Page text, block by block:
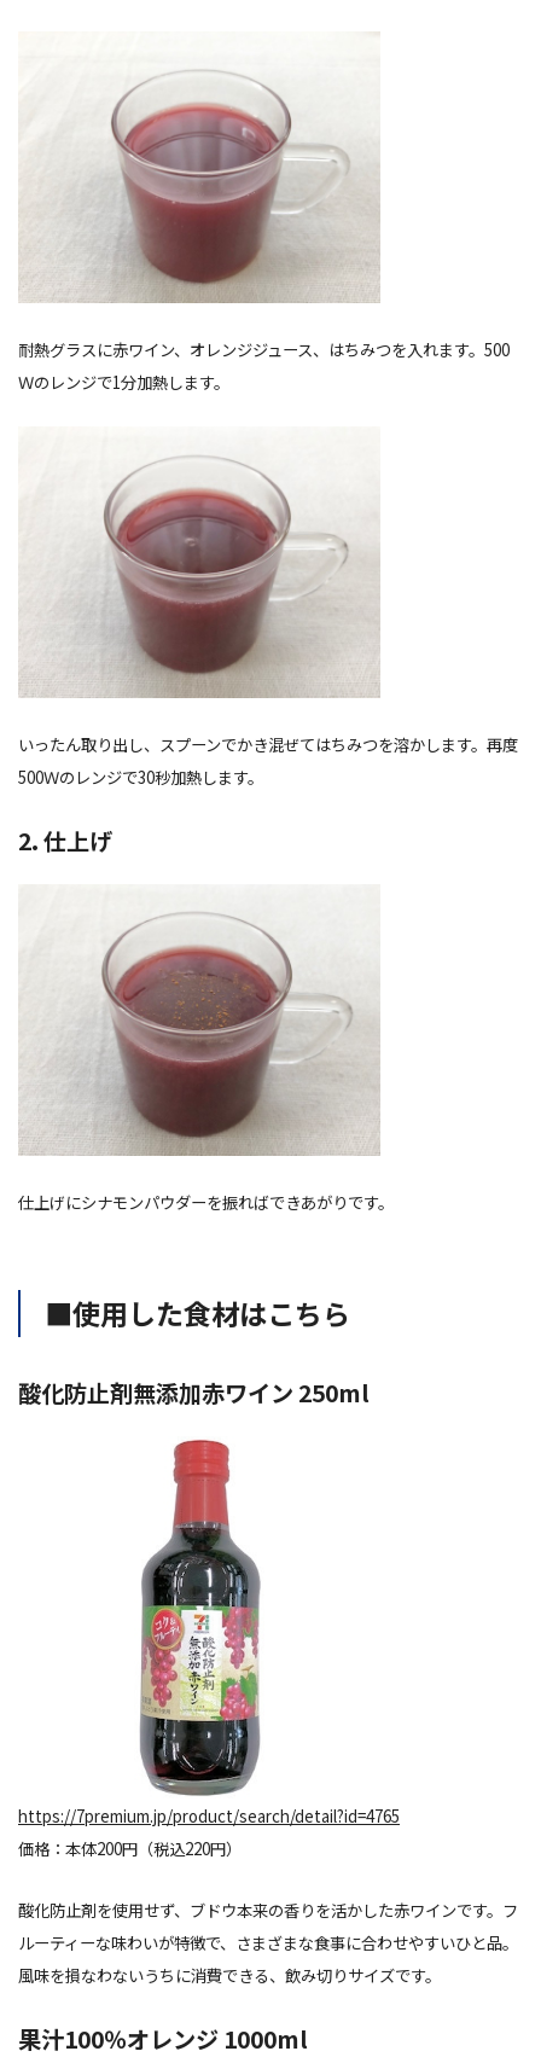
耐熱グラスに赤ワイン、オレンジジュース、はちみつを入れます。500
Ｗのレンジで1分加熱します。
いったん取り出し、スプーンでかき混ぜてはちみつを溶かします。再度
500Ｗのレンジで30秒加熱します。
2. 仕上げ
仕上げにシナモンパウダーを振ればできあがりです。
■使用した食材はこちら
酸化防止剤無添加赤ワイン 250ml
https://7premium.jp/product/search/detail?id=4765
価格：本体200円（税込220円）
酸化防止剤を使用せず、ブドウ本来の香りを活かした赤ワインです。フ
ルーティーな味わいが特徴で、さまざまな食事に合わせやすいひと品。
風味を損なわないうちに消費できる、飲み切りサイズです。
果汁100％オレンジ 1000ml